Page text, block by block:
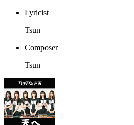
Lyricist
Tsun
Composer
Tsun